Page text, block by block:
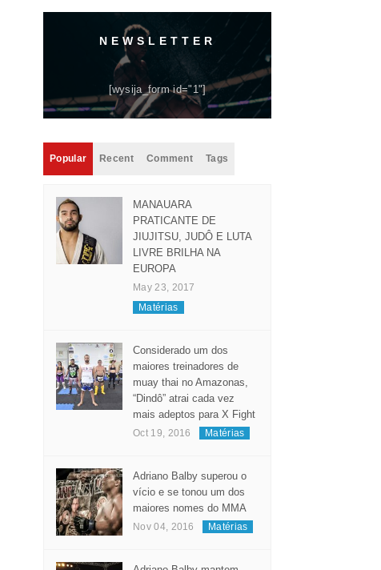
NEWSLETTER
Popular Recent
MANAUARA
PRATICANTE DE
JIUJITSU, JUDÔ E LUTA
LIVRE BRILHA NA
EUROPA
Matérias
Considerado um dos
maiores treinadores de
muay thai no Amazonas,
“Dindô” atrai cada vez
Oct 19, 2016
Adriano Balby superou o
vício e se tonou um dos
Nov 04, 2016